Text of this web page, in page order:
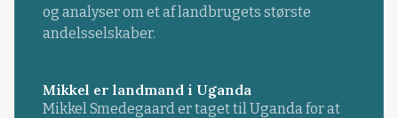
og analyser om et af landbrugets største
andelsselskaber.
Mikkel er landmand i Uganda
Mikkel Smedegaard er taget til Uganda for at